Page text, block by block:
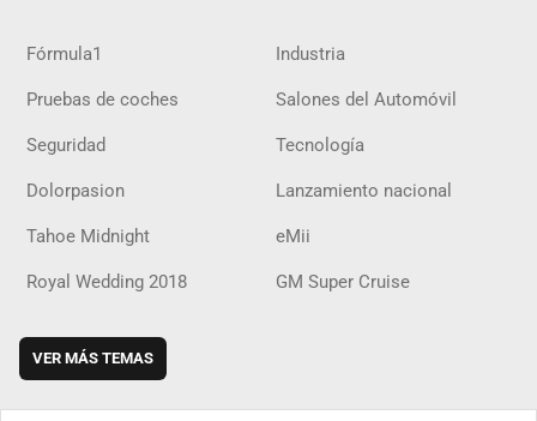
Fórmula1 Industria
Pruebas de coches Salones del Automóvil
Seguridad Tecnología
Dolorpasion Lanzamiento nacional
Tahoe Midnight eMii
Royal Wedding 2018 GM Super Cruise
VER MÁS TEMAS